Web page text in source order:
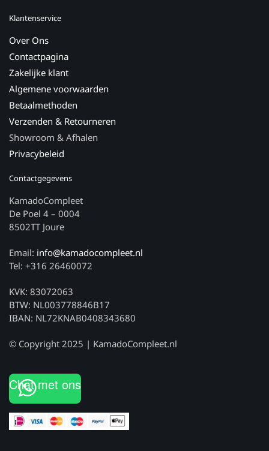
Klantenservice
Over Ons
Contactpagina
Zakelijke klant
Algemene voorwaarden
Betaalmethoden
Verzenden & Retourneren
Showroom & Afhalen
Privacybeleid
Contactgegevens
KamadoCompleet
De Poel 4 – 0004
8502TT Joure
Email: info@kamadocompleet.nl
Tel: +316 26460072
KVK: 83072063
BTW: NL003778846B17
IBAN: NL72KNAB0408343680
© Copyright 2025 | KamadoCompleet.nl
Chat met ons